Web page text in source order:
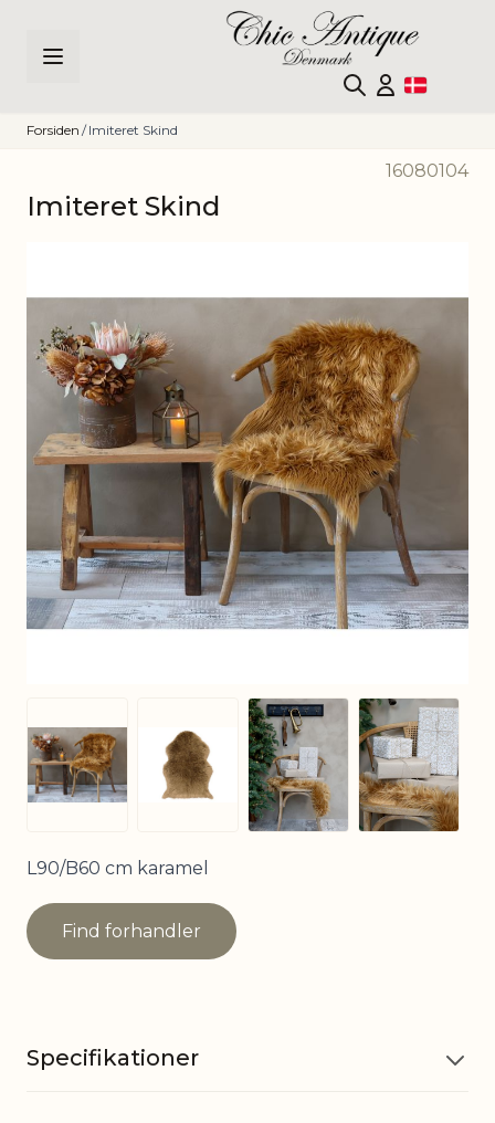
Forsiden / Imiteret Skind
16080104
Imiteret Skind
View larger imageView larger image
View larger image
View
L90/B60 cm karamel
Find forhandler
Specifikationer